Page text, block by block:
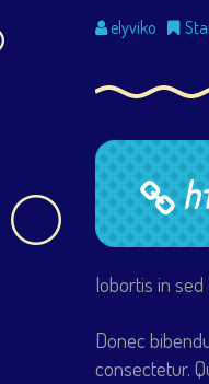
elyviko
lobortis in
Donec
consectetur.